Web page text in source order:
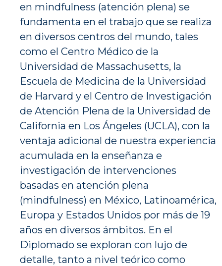
en mindfulness (atención plena) se
fundamenta en el trabajo que se realiza
en diversos centros del mundo, tales
como el Centro Médico de la
Universidad de Massachusetts, la
Escuela de Medicina de la Universidad
de Harvard y el Centro de Investigación
de Atención Plena de la Universidad de
California en Los Ángeles (UCLA), con la
ventaja adicional de nuestra experiencia
acumulada en la enseñanza e
investigación de intervenciones
basadas en atención plena
(mindfulness) en México, Latinoamérica,
Europa y Estados Unidos por más de 19
años en diversos ámbitos. En el
Diplomado se exploran con lujo de
detalle, tanto a nivel teórico como